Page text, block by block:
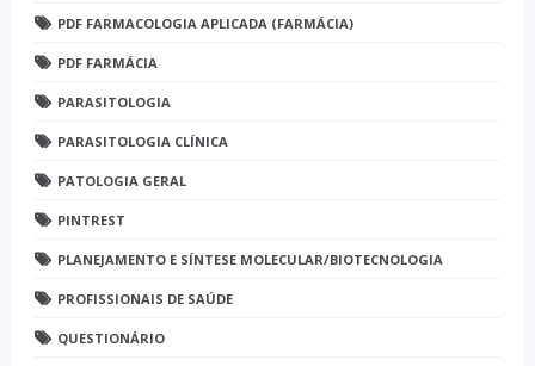
PDF FARMACOLOGIA APLICADA (FARMÁCIA)
PDF FARMÁCIA
PARASITOLOGIA
PARASITOLOGIA CLÍNICA
PATOLOGIA GERAL
PINTREST
PLANEJAMENTO E SÍNTESE MOLECULAR/BIOTECNOLOGIA
PROFISSIONAIS DE SAÚDE
QUESTIONÁRIO